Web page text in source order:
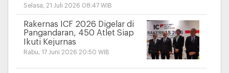
Selasa, 21 Juli 2026 08:47 WIB
Rakernas ICF 2026 Digelar di
Pangandaran, 450 Atlet Siap
Ikuti Kejurnas
Rabu, 17 Juni 2026 20:50 WIB